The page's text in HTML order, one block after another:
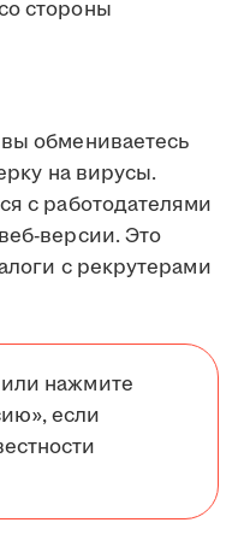
стороны
обмениваетесь
на вирусы.
с работодателями
версии. Это
с рекрутерами
или нажмите
если